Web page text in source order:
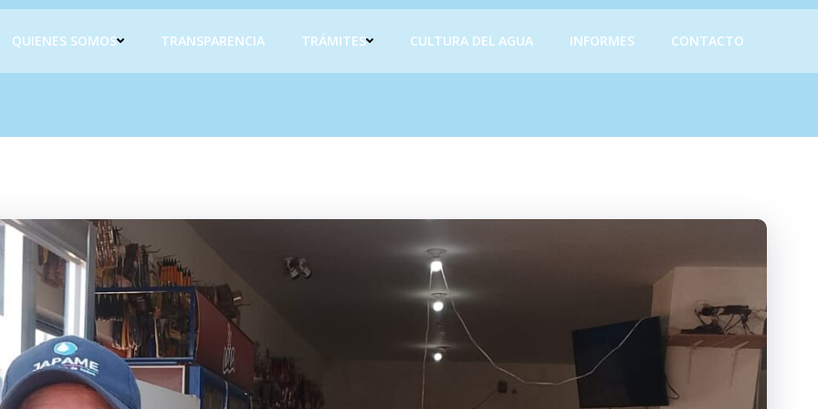
QUIENES SOMOS TRANSPARENCIA TRÁMITES CULTURA DEL AGUA INFORMES CONTACTO